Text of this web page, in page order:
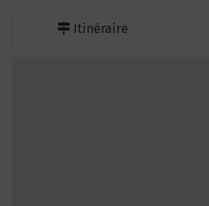
Itinéraire